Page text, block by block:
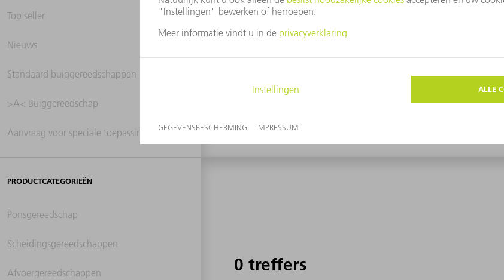
Top seller
Nieuws
Standaard buiggereedschappen
>A< Buiggereedschap
Aanvraag voor speciale toepassingen
0 treffers
PRODUCTCATEGORIEËN
Ponsgereedschap
Scheidingsgereedschappen
Afvoergereedschappen 0 treffers